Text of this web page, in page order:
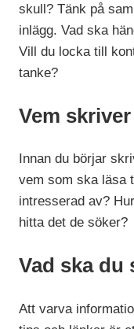
skull? Tänk på
inlägg. Vad ska
Vill du locka till
tanke?
Vem
Innan du börjar
vem som ska läsa
intresserad av?
hitta det de söker?
Vad ska du
Att varva